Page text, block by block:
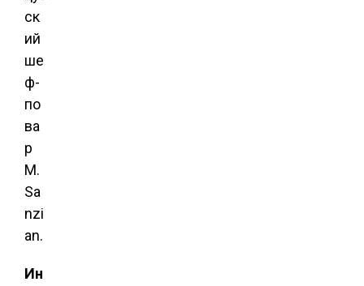
ск
ий
ше
ф-
по
ва
р
М.
Sa
nzi
an.
Ин